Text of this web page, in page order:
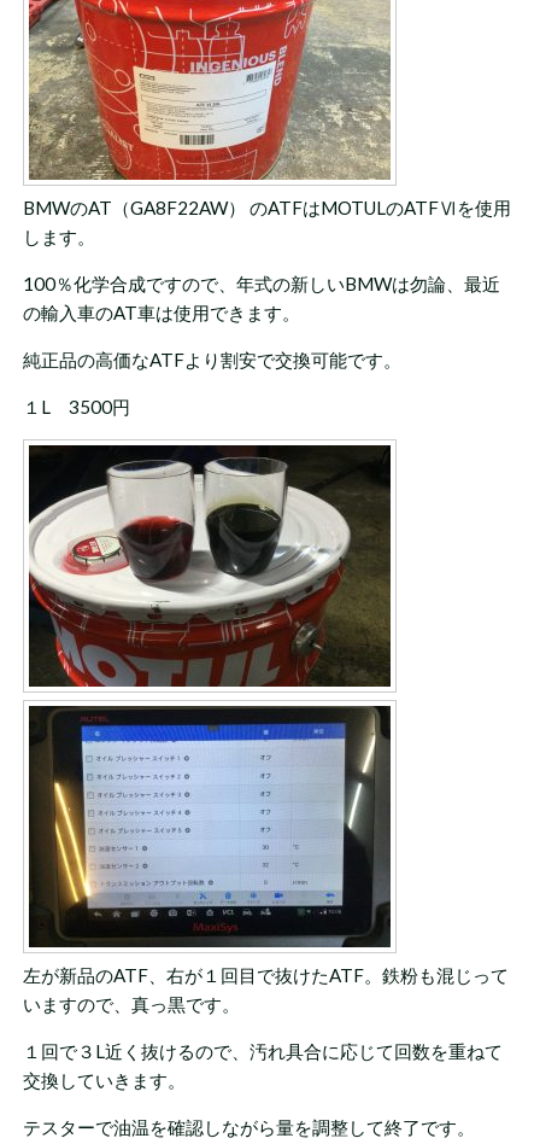
BMWのAT（GA8F22AW） のATFはMOTULのATFⅥを使用
します。
100％化学合成ですので、年式の新しいBMWは勿論、最近
の輸入車のAT車は使用できます。
純正品の高価なATFより割安で交換可能です。
１L 3500円
左が新品のATF、右が１回目で抜けたATF。鉄粉も混じって
いますので、真っ黒です。
１回で３L近く抜けるので、汚れ具合に応じて回数を重ねて
交換していきます。
テスターで油温を確認しながら量を調整して終了です。